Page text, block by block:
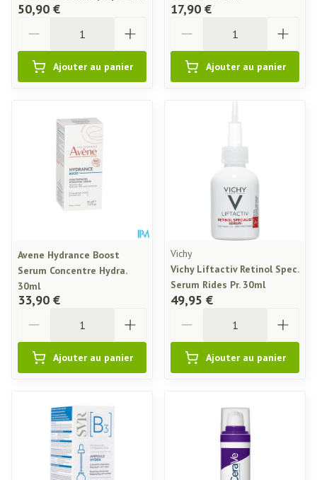
50,90 €
Ajouter au panier
17,90 €
Ajouter au panier
Avene Hydrance Boost
Serum Concentre Hydra.
30ml
33,90 €
Ajouter au panier
Vichy
Vichy Liftactiv Retinol Spec.
Serum Rides Pr. 30ml
49,95 €
Ajouter au panier